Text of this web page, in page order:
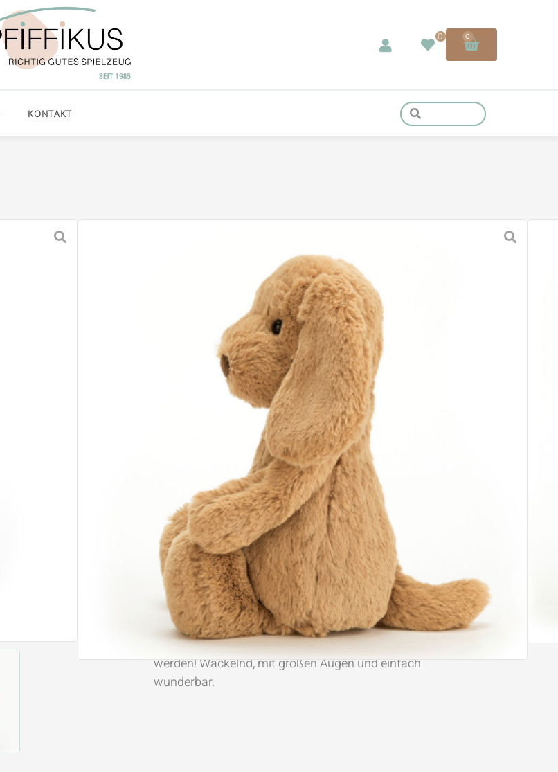
0 0
KONTAKT
inkl. MwSt. zzgl.Versandkosten
JETZT BESTELLEN!
Nicht vorrätig
WARENKORB ANSCHAUEN
ZUR WUNSCHLISTE
Bashful Toffee-Welpe
Bashful Toffee Puppy ist ein wunderschöner Retriever, aber
er lernt noch! Dieser supersüße, weiche kleine Welpe
möchte später Blindenhund werden. Er liebt es, Menschen
zu helfen und Freundschaften zu schließen – fast so sehr,
wie er es liebt, hinter seinen Toffee-Ohren gekitzelt zu
werden! Wackelnd, mit großen Augen und einfach
wunderbar.